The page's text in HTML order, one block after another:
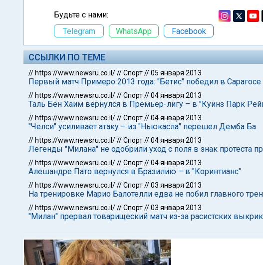
Будьте с нами:
Telegram
WhatsApp Facebook
ССЫЛКИ ПО ТЕМЕ
// https://www.newsru.co.il///Спорт//05 января 2013
Первый матч Примеро 2013 года: "Бетис" победил в Сарагосе
// https://www.newsru.co.il///Спорт//04 января 2013
Таль Бен Хаим вернулся в Премьер-лигу – в "Куинз Парк
// https://www.newsru.co.il///Спорт//04 января 2013
"Челси" усиливает атаку – из "Ньюкасла" перешел Демба Ба
// https://www.newsru.co.il///Спорт//04 января 2013
Легенды "Милана" не одобрили уход с поля в знак протеста
// https://www.newsru.co.il///Спорт//04 января 2013
Алешандре Пато вернулся в Бразилию – в "Коринтианс"
// https://www.newsru.co.il///Спорт//03 января 2013
На тренировке Марио Балотелли едва не побил главного
// https://www.newsru.co.il///Спорт//03 января 2013
"Милан" прервал товарищеский матч из-за расистских